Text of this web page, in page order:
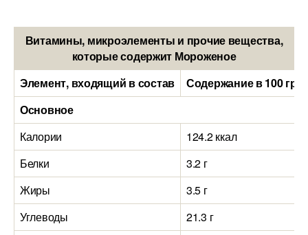
Витамины, микроэлементы и прочие вещества,
которые содержит Мороженое
Элемент, входящий в состав
Содержание в 100
Основное
Калории
124.2 ккал
Белки
3.2 г
Жиры
3.5 г
Углеводы
21.3 г